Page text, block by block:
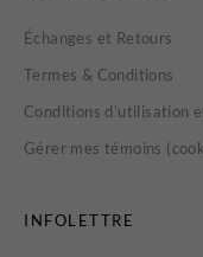
Échanges et Retours
Termes & Conditions
Conditions d’utilisation
Gérer mes témoins
INFOLETTRE